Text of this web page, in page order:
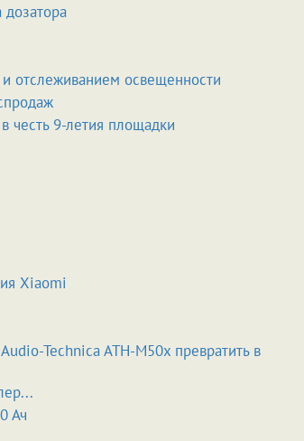
отслеживанием освещенности
честь 9-летия площадки
Xiaomi
Technica ATH-M50x превратить в
Ач